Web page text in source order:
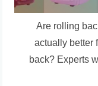
Are rolling
actually better
back? Experts